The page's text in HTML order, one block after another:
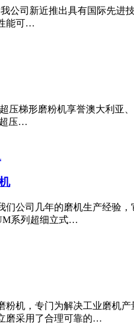
公司新近推出具有国际先进
能可…
压梯形磨粉机享誉澳大利亚
压…
们公司几年的磨机生产经验
系列超细立式…
粉机，专门为解决工业磨机
磨采用了合理可靠的…